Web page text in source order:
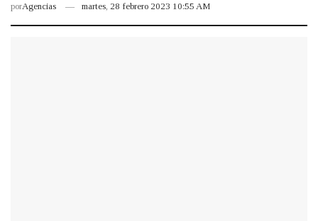
porAgencias martes, 28 febrero 2023 10:55 AM